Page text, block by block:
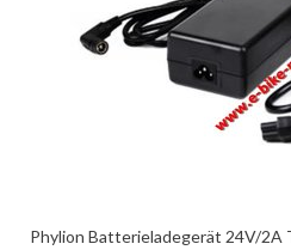
Phylion Batterieladegerät 24V/2A